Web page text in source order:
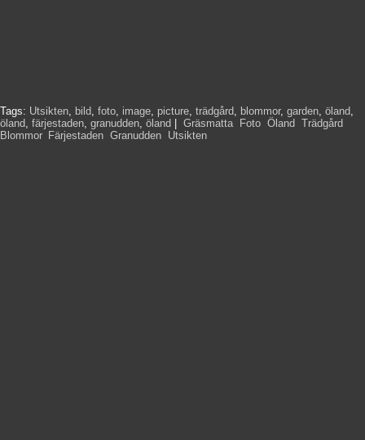
Tags: Utsikten, bild, foto, image, picture, trädgård, blommor, garden, öland,
öland, färjestaden, granudden, öland Gräsmatta, Foto Öland Trädgård
Blommor, Färjestaden Granudden Utsikten